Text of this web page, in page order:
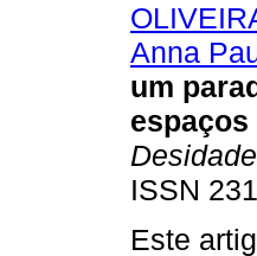
Anna
um
ISSN
Este